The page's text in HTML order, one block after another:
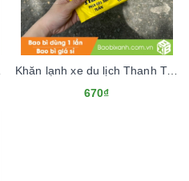
Khăn lạnh xe du lịch Thanh Tuấn
670₫